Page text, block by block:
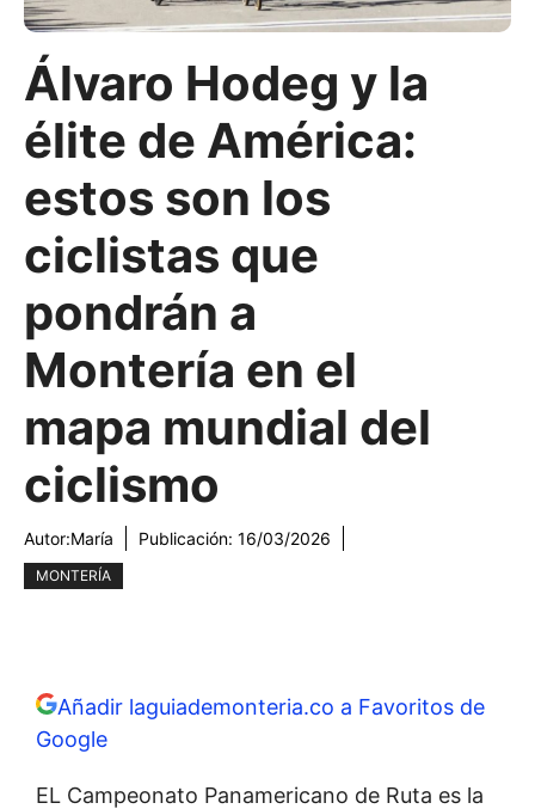
Álvaro Hodeg y la
élite de América:
estos son los
ciclistas que
pondrán a
Montería en el
mapa mundial del
ciclismo
Autor:María Publicación: 16/03/2026
MONTERÍA
Añadir laguiademonteria.co a Favoritos de
Google
EL Campeonato Panamericano de Ruta es la